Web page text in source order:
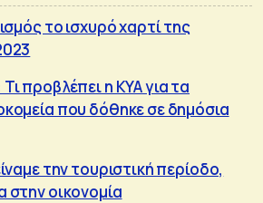
το ισχυρό χαρτί της
προβλέπει η ΚΥΑ για τα
που δόθηκε σε δημόσια
την τουριστική περίοδο,
οικονομία